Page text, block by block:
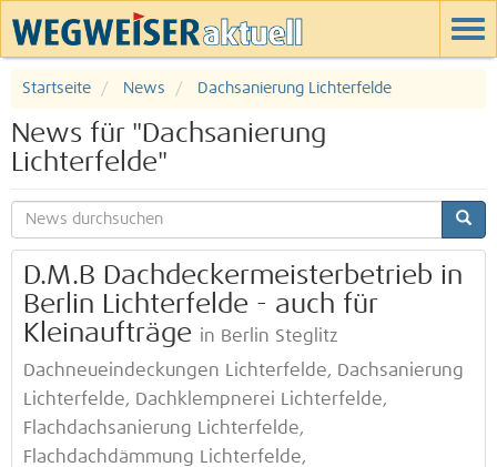
Startseite News Dachsanierung Lichterfelde
News für "Dachsanierung
Lichterfelde"
D.M.B Dachdeckermeisterbetrieb in
Berlin Lichterfelde - auch für
Kleinaufträge in Berlin Steglitz
Dachneueindeckungen Lichterfelde, Dachsanierung
Lichterfelde, Dachklempnerei Lichterfelde,
Flachdachsanierung Lichterfelde,
Flachdachdämmung Lichterfelde,